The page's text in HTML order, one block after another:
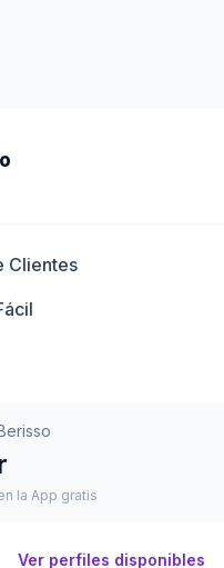
Clientes
la App gratis
Ver perfiles disponibles